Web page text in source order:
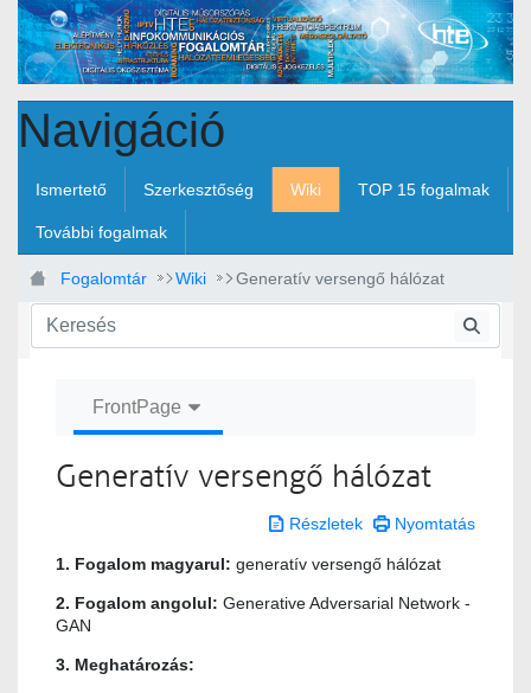
Ugrás a fő tartalomhoz
Navigáció
Ismertető Szerkesztőség Wiki TOP 15 fogalmak
További fogalmak
Fogalomtár Wiki Generatív versengő hálózat
FrontPage
Generatív versengő hálózat
Részletek Nyomtatás
1. Fogalom magyarul: generatív versengő hálózat
2. Fogalom angolul: Generative Adversarial Network -
GAN
3. Meghatározás: